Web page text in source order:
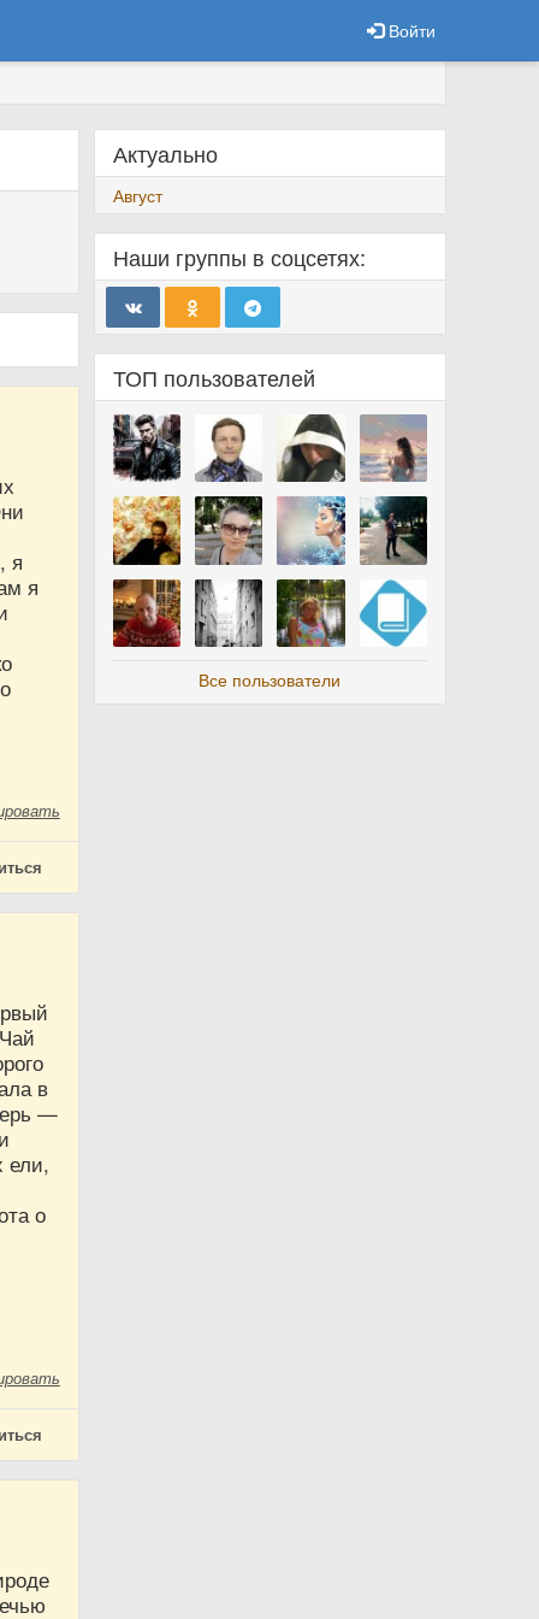
Войти
я
я
в
—
ели,
о
Актуально
Август
Наши группы в соцсетях:
ТОП пользователей
Все пользователи